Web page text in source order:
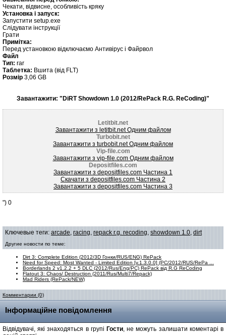
Чекати, відвисне, особливість кряку
Установка і запуск:
Запустити setup.exe
Слідувати інструкції
Грати
Примітка:
Перед установкою відключаємо Антивірус і Файрвол
Файл
Тип: rar
Таблетка: Вшита (від FLT)
Розмір 3,06 GB
Завантажити: "DiRT Showdown 1.0 (2012/RePack R.G. ReCoding)"
Letitbit.net
Завантажити з letitbit.net Одним файлом
Turbobit.net
Завантажити з turbobit.net Одним файлом
Vip-file.com
Завантажити з vip-file.com Одним файлом
Depositfiles.com
Завантажити з depositfiles.com Частина 1
Скачати з depositfiles.com Частина 2
Завантажити з depositfiles.com Частина 3
") 0
Ключевые теги: arcade, racing, repack r.g. recoding, showdown 1.0, dirt
Другие новости по теме:
Dirt 3: Complete Edition (2012/3D Гонки/RUS/ENG) RePack
Need for Speed: Most Wanted - Limited Edition [v.1.3.0.0] (PC/2012/RUS/RePa ...
Borderlands 2 v1.2.2 + 5 DLC (2012/Rus/Eng/PC) RePack від R.G ReCoding
Flatout 3: Chaos/ Destruction (2011/Rus/Multi7/Repack)
Mad Riders (RePack/NEW)
Комментарии (0)
Інформаційне повідомлення
Відвідувачі, які знаходяться в групі Гости, не можуть залишати коментарі в